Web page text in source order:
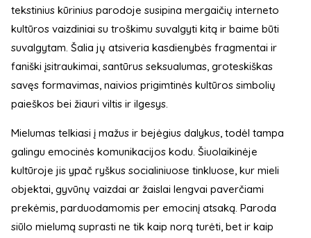
tekstinius kūrinius parodoje susipina mergaičių interneto
kultūros vaizdiniai su troškimu suvalgyti kitą ir baime būti
suvalgytam. Šalia jų atsiveria kasdienybės fragmentai ir
faniški įsitraukimai, santūrus seksualumas, groteskiškas
savęs formavimas, naivios prigimtinės kultūros simbolių
paieškos bei žiauri viltis ir ilgesys.
Mielumas telkiasi į mažus ir bejėgius dalykus, todėl tampa
galingu emocinės komunikacijos kodu. Šiuolaikinėje
kultūroje jis ypač ryškus socialiniuose tinkluose, kur mieli
objektai, gyvūnų vaizdai ar žaislai lengvai paverčiami
prekėmis, parduodamomis per emocinį atsaką. Paroda
siūlo mielumą suprasti ne tik kaip norą turėti, bet ir kaip